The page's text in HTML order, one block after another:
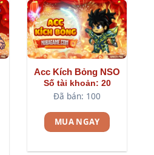
Acc Kích Bỏng NSO
Số tài khoản: 20
Đã bán: 100
MUA NGAY